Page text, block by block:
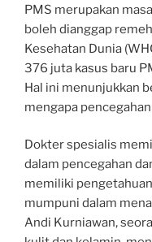
PMS merupakan
boleh dianggap
Kesehatan Dunia
376 juta kasus baru
Hal ini menunjukkan
mengapa
Dokter spesialis
dalam pencegahan
memiliki
mumpuni dalam
Andi Kurniawan,